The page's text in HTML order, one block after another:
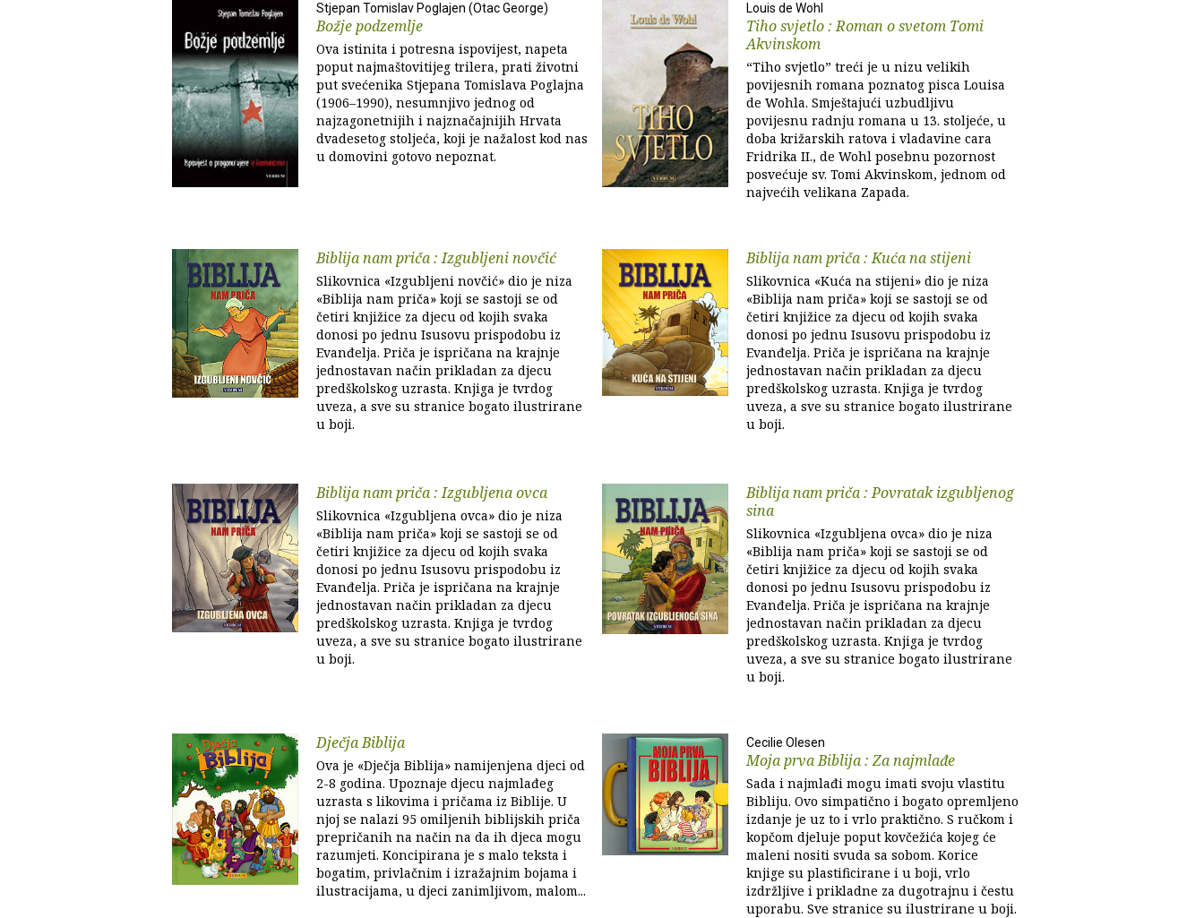
Stjepan Tomislav Poglajen (Otac George)
Božje podzemlje
Ova istinita i potresna ispovijest, napeta
poput najmaštovitijeg trilera, prati životni
put svećenika Stjepana Tomislava Poglajna
(1906–1990), nesumnjivo jednog od
najzagonetnijih i najznačajnijih Hrvata
dvadesetog stoljeća, koji je nažalost kod nas
u domovini gotovo nepoznat.
Louis de Wohl
Tiho svjetlo : Roman o svetom Tomi
Akvinskom
“Tiho svjetlo” treći je u nizu velikih
povijesnih romana poznatog pisca Louisa
de Wohla. Smještajući uzbudljivu
povijesnu radnju romana u 13. stoljeće, u
doba križarskih ratova i vladavine cara
Fridrika II., de Wohl posebnu pozornost
posvećuje sv. Tomi Akvinskom, jednom od
najvećih velikana Zapada.
Biblija nam priča : Izgubljeni novčić
Slikovnica «Izgubljeni novčić» dio je niza
«Biblija nam priča» koji se sastoji se od
četiri knjižice za djecu od kojih svaka
donosi po jednu Isusovu prispodobu iz
Evanđelja. Priča je ispričana na krajnje
jednostavan način prikladan za djecu
predškolskog uzrasta. Knjiga je tvrdog
uveza, a sve su stranice bogato ilustrirane
u boji.
Biblija nam priča : Kuća na stijeni
Slikovnica «Kuća na stijeni» dio je niza
«Biblija nam priča» koji se sastoji se od
četiri knjižice za djecu od kojih svaka
donosi po jednu Isusovu prispodobu iz
Evanđelja. Priča je ispričana na krajnje
jednostavan način prikladan za djecu
predškolskog uzrasta. Knjiga je tvrdog
uveza, a sve su stranice bogato ilustrirane
u boji.
Biblija nam priča : Izgubljena ovca
Slikovnica «Izgubljena ovca» dio je niza
«Biblija nam priča» koji se sastoji se od
četiri knjižice za djecu od kojih svaka
donosi po jednu Isusovu prispodobu iz
Evanđelja. Priča je ispričana na krajnje
jednostavan način prikladan za djecu
predškolskog uzrasta. Knjiga je tvrdog
uveza, a sve su stranice bogato ilustrirane
u boji.
Biblija nam priča : Povratak izgubljenog
sina
Slikovnica «Izgubljena ovca» dio je niza
«Biblija nam priča» koji se sastoji se od
četiri knjižice za djecu od kojih svaka
donosi po jednu Isusovu prispodobu iz
Evanđelja. Priča je ispričana na krajnje
jednostavan način prikladan za djecu
predškolskog uzrasta. Knjiga je tvrdog
uveza, a sve su stranice bogato ilustrirane
u boji.
Dječja Biblija
Ova je «Dječja Biblija» namijenjena djeci od
2-8 godina. Upoznaje djecu najmlađeg
uzrasta s likovima i pričama iz Biblije. U
njoj se nalazi 95 omiljenih biblijskih priča
prepričanih na način na da ih djeca mogu
razumjeti. Koncipirana je s malo teksta i
bogatim, privlačnim i izražajnim bojama i
ilustracijama, u djeci zanimljivom, malom...
Cecilie Olesen
Moja prva Biblija : Za najmlađe
Sada i najmlađi mogu imati svoju vlastitu
Bibliju. Ovo simpatično i bogato opremljeno
izdanje je uz to i vrlo praktično. S ručkom i
kopčom djeluje poput kovčežića kojeg će
maleni nositi svuda sa sobom. Korice
knjige su plastificirane i u boji, vrlo
izdržljive i prikladne za dugotrajnu i čestu
uporabu. Sve stranice su ilustrirane u boji.